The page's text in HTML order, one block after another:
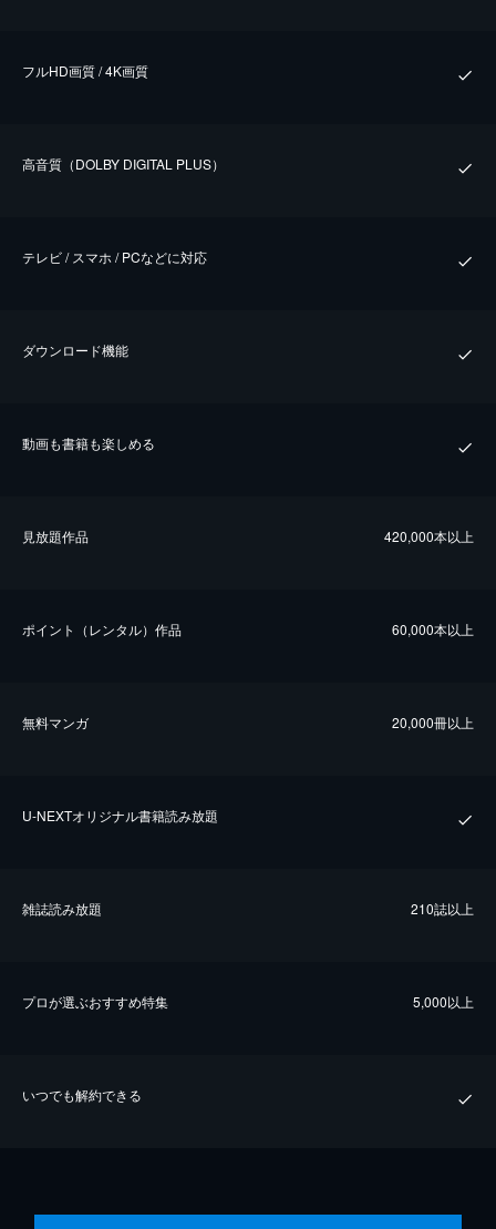
フルHD画質 / 4K画質
⾼⾳質（DOLBY DIGITAL PLUS）
テレビ / スマホ / PCなどに対応
ダウンロード機能
動画も書籍も楽しめる
⾒放題作品 420,000本以上
ポイント（レンタル）作品 60,000本以上
無料マンガ 20,000冊以上
U-NEXTオリジナル書籍読み放題
雑誌読み放題 210誌以上
プロが選ぶおすすめ特集 5,000以上
いつでも解約できる